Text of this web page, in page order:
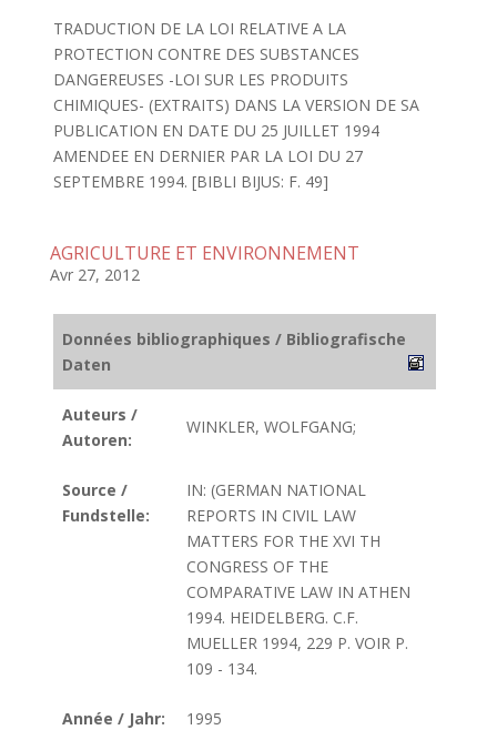
TRADUCTION DE LA LOI RELATIVE A LA
PROTECTION CONTRE DES SUBSTANCES
DANGEREUSES -LOI SUR LES PRODUITS
CHIMIQUES- (EXTRAITS) DANS LA VERSION DE SA
PUBLICATION EN DATE DU 25 JUILLET 1994
AMENDEE EN DERNIER PAR LA LOI DU 27
SEPTEMBRE 1994. [BIBLI BIJUS: F. 49]
AGRICULTURE ET ENVIRONNEMENT
Avr 27, 2012
Données bibliographiques / Bibliografische
Daten
Auteurs /
Autoren:
WINKLER, WOLFGANG;
Source /
Fundstelle:
IN: (GERMAN NATIONAL
REPORTS IN CIVIL LAW
MATTERS FOR THE XVI TH
CONGRESS OF THE
COMPARATIVE LAW IN ATHEN
1994. HEIDELBERG. C.F.
MUELLER 1994, 229 P. VOIR P.
109 - 134.
Année / Jahr: 1995